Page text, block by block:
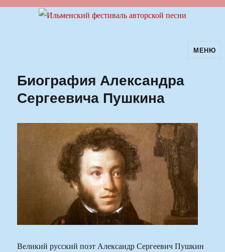
Ильменский фестиваль авторскойМЕНЮ
Биография Александра
Сергеевича Пушкина
Великий русский поэт Александр Сергеевич Пушкин